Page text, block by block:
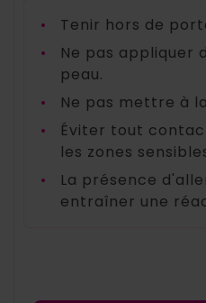
•
Tenir hors de
•
Ne pas appliquer
peau.
•
Ne pas mettre à
•
Éviter tout
les zones
•
La présence
entraîner une